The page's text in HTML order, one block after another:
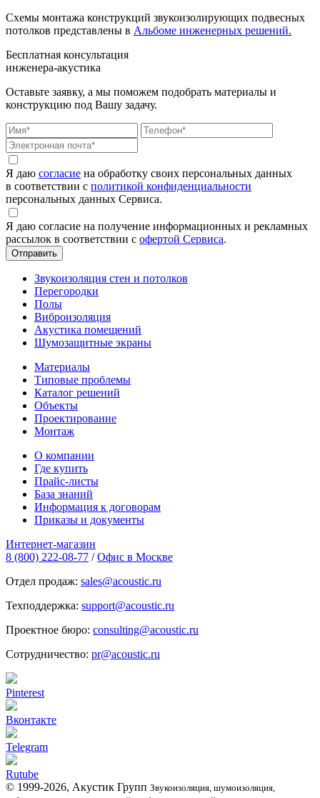
Схемы монтажа конструкций звукоизолирующих подвесных
потолков представлены в Альбоме инженерных решений.
Бесплатная консультация
инженера-акустика
Оставьте заявку, а мы поможем подобрать материалы и
конструкцию под Вашу задачу.
Я даю согласие на обработку своих персональных данных
в соответствии с политикой конфиденциальности
персональных данных Сервиса.
Я даю согласие на получение информационных и рекламных
рассылок в соответствии с офертой Сервиса.
Звукоизоляция стен и потолков
Перегородки
Полы
Виброизоляция
Акустика помещений
Шумозащитные экраны
Материалы
Типовые проблемы
Каталог решений
Объекты
Проектирование
Монтаж
О компании
Где купить
Прайс-листы
База знаний
Информация к договорам
Приказы и документы
Интернет-магазин
8 (800) 222-08-77 / Офис в Москве
Отдел продаж: sales@acoustic.ru
Техподдержка: support@acoustic.ru
Проектное бюро: consulting@acoustic.ru
Сотрудничество: pr@acoustic.ru
Pinterest
Вконтакте
Telegram
Rutube
© 1999-2026, Акустик Групп Звукоизоляция, шумоизоляция,